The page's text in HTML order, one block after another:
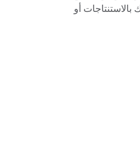
كتابتك بالاستنتاجات أو